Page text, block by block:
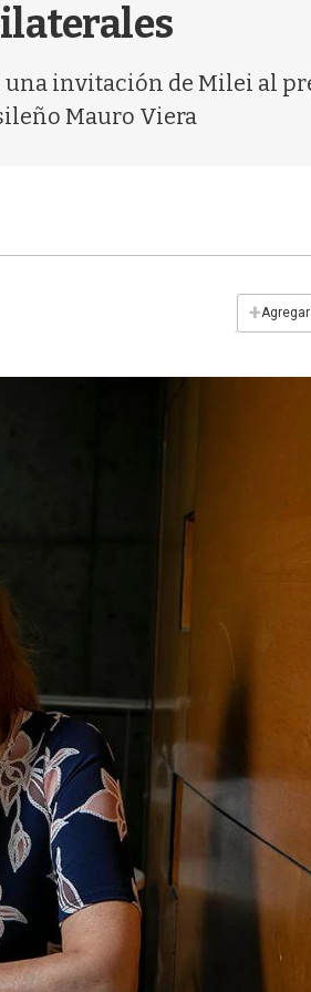
invitación de Milei al
Mauro Viera
+